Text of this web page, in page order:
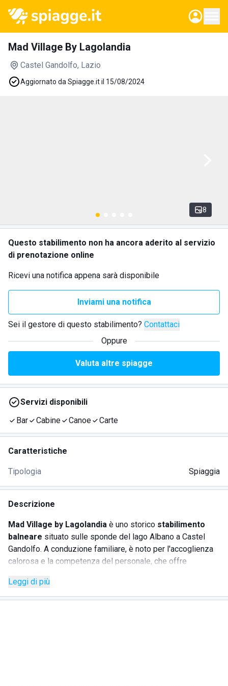
Mad Village By Lagolandia
Castel Gandolfo, Lazio
Aggiornato da Spiagge.it il 15/08/2024
8
Questo stabilimento non ha ancora aderito al servizio
di prenotazione online
Ricevi una notifica appena sarà disponibile
Inviami una notifica
Sei il gestore di questo stabilimento? Contattaci
Oppure
Valuta altre spiagge
Servizi disponibili
Bar
Cabine Canoe Carte
Caratteristiche
Tipologia Spiaggia
Descrizione
Mad Village by Lagolandia è uno storico stabilimento
balneare situato sulle sponde del lago Albano a Castel
Gandolfo. A conduzione familiare, è noto per l'accoglienza
calorosa e la competenza del personale, che offre
attrezzato dispone di numerosi servizi per soddisfare ogni
esigenza, rendendolo una meta ideale per chi desidera
Leggi di più